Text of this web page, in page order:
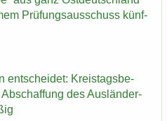
Prü­fungs­aus­schuss künf­
ent­schei­det: Kreis­tags­be­
des Aus­län­der­